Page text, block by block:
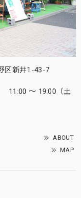
区新井1-43-7
11:00 ～ 19:00（土
ABOUT
MAP